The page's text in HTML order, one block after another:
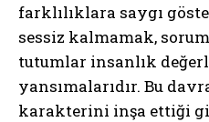
farklılıklara saygı
sessiz kalmamak,
tutumlar insanlık
yansımalarıdır. Bu
karakterini inşa ettiği